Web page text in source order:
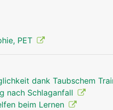
Grosshirn Mann
PET
dank Taubschem
nach Schlaganfall
beim Lernen